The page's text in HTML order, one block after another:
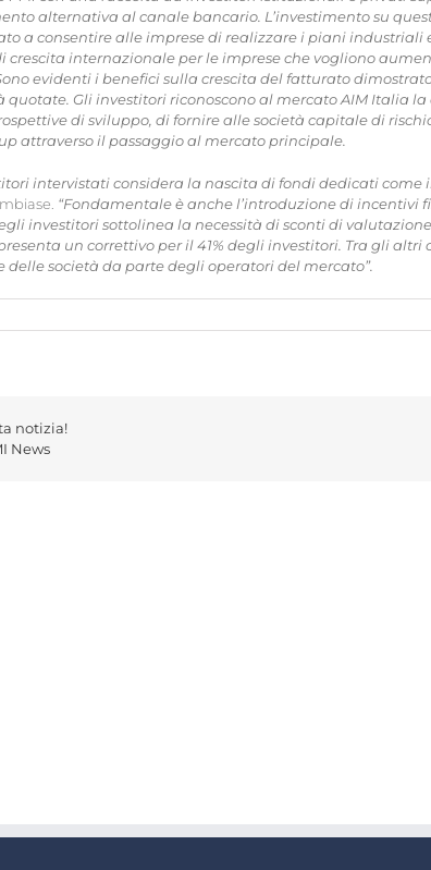
alternativa al canale bancario. L’investimento su
a consentire alle imprese di realizzare i piani industriali
crescita internazionale per le imprese che vogliono
evidenti i benefici sulla crescita del fatturato
quotate. Gli investitori riconoscono al mercato AIM Italia
di sviluppo, di fornire alle società capitale di
attraverso il passaggio al mercato principale.
intervistati considera la nascita di fondi dedicati come
“Fondamentale è anche l’introduzione di incentivi
investitori sottolinea la necessità di sconti di
un correttivo per il 41% degli investitori. Tra gli altri
delle società da parte degli operatori del mercato”.
notizia!
News